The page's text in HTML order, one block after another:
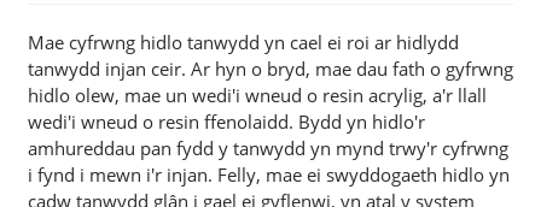
Mae cyfrwng hidlo tanwydd yn cael ei roi ar hidlydd
tanwydd injan ceir. Ar hyn o bryd, mae dau fath o gyfrwng
hidlo olew, mae un wedi'i wneud o resin acrylig, a'r llall
wedi'i wneud o resin ffenolaidd. Bydd yn hidlo'r
amhureddau pan fydd y tanwydd yn mynd trwy'r cyfrwng
i fynd i mewn i'r injan. Felly, mae ei swyddogaeth hidlo yn
cadw tanwydd glân i gael ei gyflenwi, yn atal y system